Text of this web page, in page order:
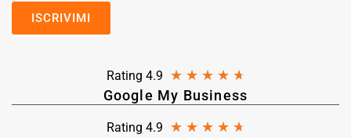
Rating 4.9 ★ ★ ★ ★ ★
Google My Business
Rating 4.9 ★ ★ ★ ★ ★